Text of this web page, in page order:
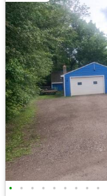
• • • • • • • • •